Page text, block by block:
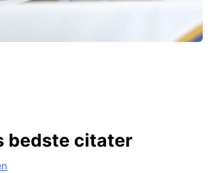
bedste citater